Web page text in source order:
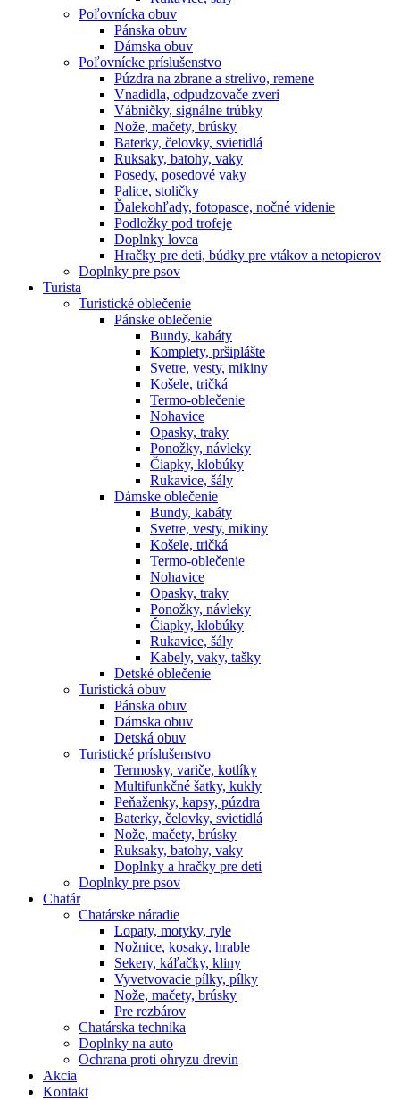
Poľovnícka obuv
Pánska obuv
Dámska obuv
Poľovnícke príslušenstvo
Púzdra na zbrane a strelivo, remene
Vnadidla, odpudzovače zveri
Vábničky, signálne trúbky
Nože, mačety, brúsky
Baterky, čelovky, svietidlá
Ruksaky, batohy, vaky
Posedy, posedové vaky
Palice, stoličky
Ďalekohľady, fotopasce, nočné videnie
Podložky pod trofeje
Doplnky lovca
Hračky pre deti, búdky pre vtákov a netopierov
Doplnky pre psov
Turista
Turistické oblečenie
Pánske oblečenie
Bundy, kabáty
Komplety, pršiplášte
Svetre, vesty, mikiny
Košele, tričká
Termo-oblečenie
Nohavice
Opasky, traky
Ponožky, návleky
Čiapky, klobúky
Rukavice, šály
Dámske oblečenie
Bundy, kabáty
Svetre, vesty, mikiny
Košele, tričká
Termo-oblečenie
Nohavice
Opasky, traky
Ponožky, návleky
Čiapky, klobúky
Rukavice, šály
Kabely, vaky, tašky
Detské oblečenie
Turistická obuv
Pánska obuv
Dámska obuv
Detská obuv
Turistické príslušenstvo
Termosky, variče, kotlíky
Multifunkčné šatky, kukly
Peňaženky, kapsy, púzdra
Baterky, čelovky, svietidlá
Nože, mačety, brúsky
Ruksaky, batohy, vaky
Doplnky a hračky pre deti
Doplnky pre psov
Chatár
Chatárske náradie
Lopaty, motyky, ryle
Nožnice, kosaky, hrable
Sekery, káľačky, kliny
Vyvetvovacie pílky, pílky
Nože, mačety, brúsky
Pre rezbárov
Chatárska technika
Doplnky na auto
Ochrana proti ohryzu drevín
Akcia
Kontakt